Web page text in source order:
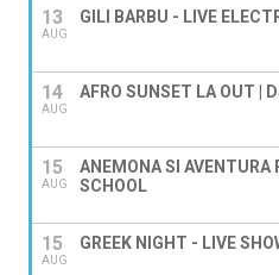
13
AUG
GILI BARBU - LIVE
14
AUG
AFRO SUNSET LA OUT |
15
AUG
ANEMONA SI AVENTURA
SCHOOL
15
AUG
GREEK NIGHT - LIVE